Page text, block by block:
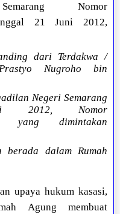
Nomor
21 Juni 2012,
dari Terdakwa /
Nugroho bin
Negeri Semarang
2012, Nomor
yang dimintakan
berada dalam Rumah
upaya hukum kasasi,
Agung membuat